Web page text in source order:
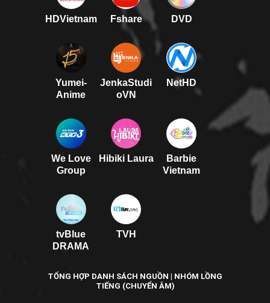
HDVietnam Fshare DVD
Yumei-
Anime
JenkaStudi
oVN
NetHD
We Love
Group
Hibiki Laura
Barbie
Vietnam
tvBlue
DRAMA
TVH
TỔNG HỢP DANH SÁCH NGUỒN | NHÓM LỒNG
TIẾNG (CHUYỂN ÂM)